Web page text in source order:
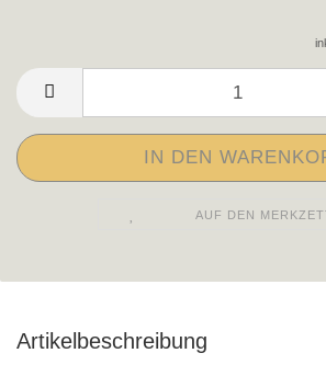
AUF DEN
Artikelbeschreibung